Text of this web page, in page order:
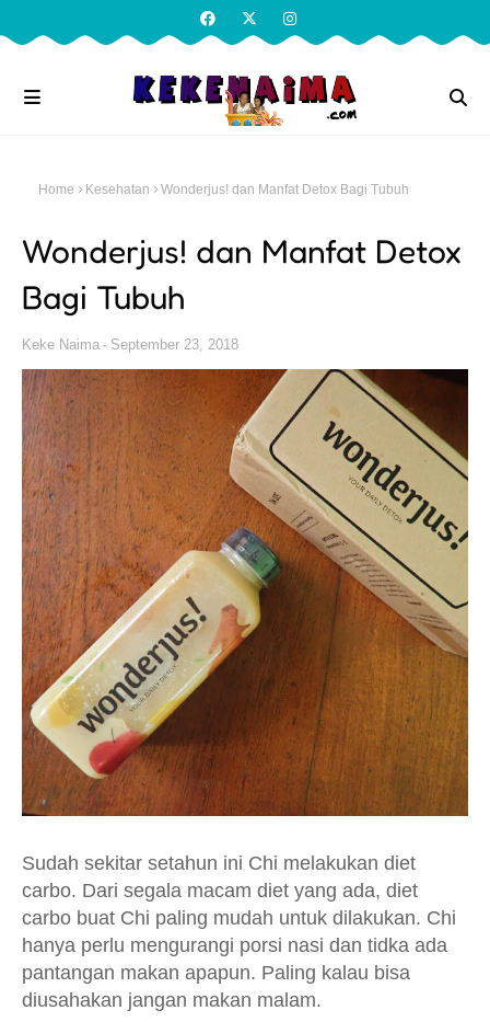
Home Kesehatan Wonderjus! dan Manfat Detox Bagi Tubuh
Wonderjus! dan Manfat Detox
Bagi Tubuh
Keke Naima September 23, 2018
Sudah sekitar setahun ini Chi melakukan diet
carbo. Dari segala macam diet yang ada, diet
carbo buat Chi paling mudah untuk dilakukan. Chi
hanya perlu mengurangi porsi nasi dan tidka ada
pantangan makan apapun. Paling kalau bisa
diusahakan jangan makan malam.